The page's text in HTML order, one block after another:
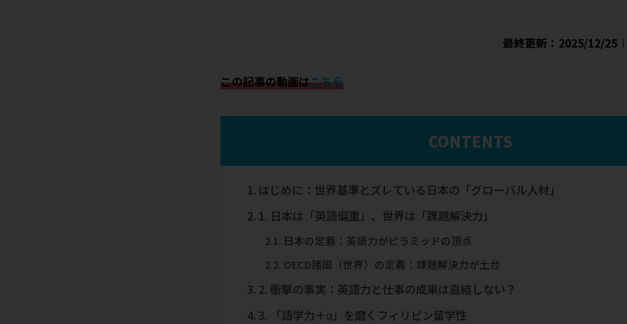
最終更新：2025/12/25
この記事の動画はこちら
CONTENTS
はじめに：世界基準とズレている日本の「グローバル人材」
1. 日本は「英語偏重」、世界は「課題解決力」
日本の定義：英語力がピラミッドの頂点
OECD諸国（世界）の定義：課題解決力が土台
2. 衝撃の事実：英語力と仕事の成果は直結しない？
3. 「語学力＋α」を磨くフィリピン留学性